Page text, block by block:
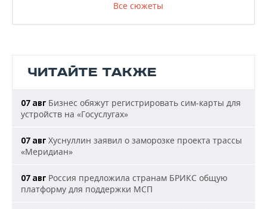
Все сюжеты
ЧИТАЙТЕ ТАКЖЕ
07 авг Бизнес обяжут регистрировать сим-карты для
устройств на «Госуслугах»
07 авг Хуснуллин заявил о заморозке проекта трассы
«Меридиан»
07 авг Россия предложила странам БРИКС общую
платформу для поддержки МСП